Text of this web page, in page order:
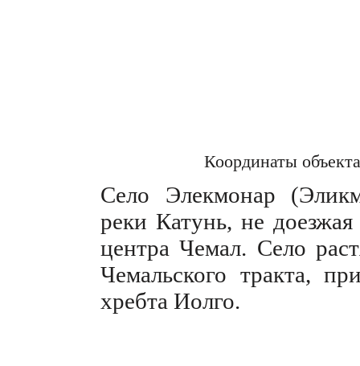
Координаты
Село Элекмонар
реки Катунь, не
центра Чемал. Село
Чемальского тракта,
хребта Иолго.